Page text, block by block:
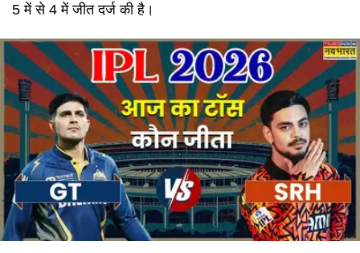
5 में से 4 में जीत दर्ज की है।